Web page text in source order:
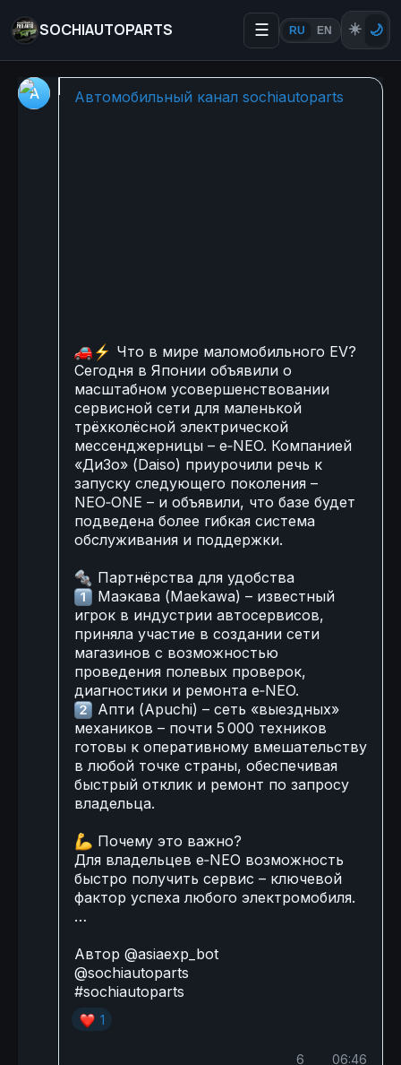
SOCHIAUTOPARTS ☰ RU EN ☀️ 🌙
🚗⚡ Что в мире
Автомобильный канал sochiautoparts
Что в мире маломобильного EV?
Сегодня в Японии объявили о
масштабном усовершенствовании
сервисной сети для маленькой
трёхколёсной электрической
мессенджерницы – e‑NEO. Компанией
«ДиЗо» (Daiso) приурочили речь к
запуску следующего поколения –
NEO‑ONE – и объявили, что базе будет
подведена более гибкая система
обслуживания и поддержки.
Партнёрства для удобства
Маэкава (Maekawa) – известный
игрок в индустрии автосервисов,
приняла участие в создании сети
магазинов с возможностью
проведения полевых проверок,
диагностики и ремонта e‑NEO.
Апти (Apuchi) – сеть «выездных»
механиков – почти 5 000 техников
готовы к оперативному вмешательству
в любой точке страны, обеспечивая
быстрый отклик и ремонт по запросу
владельца.
Почему это важно?
Для владельцев e‑NEO возможность
быстро получить сервис – ключевой
фактор успеха любого электромобиля.
…
Автор @asiaexp_bot
@sochiautoparts
#sochiautoparts
1
6 06:46